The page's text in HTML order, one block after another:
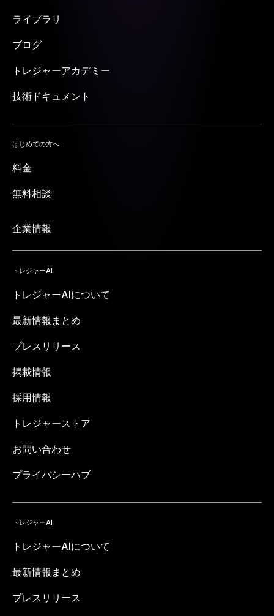
ライブラリ
ブログ
トレジャーアカデミー
技術ドキュメント
はじめての方へ
料金
無料相談
企業情報
トレジャーAI
トレジャーAIについて
最新情報まとめ
プレスリリース
掲載情報
採用情報
トレジャーストア
お問い合わせ
プライバシーハブ
トレジャーAI
トレジャーAIについて
最新情報まとめ
プレスリリース